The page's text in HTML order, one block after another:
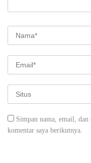
Simpan nama, email,
komentar saya berikutnya.